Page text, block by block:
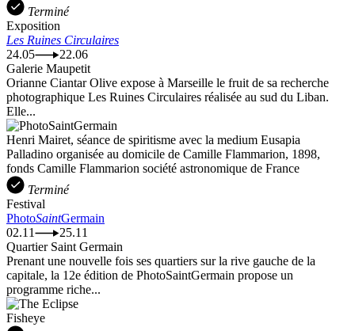
Terminé
Exposition
Les Ruines Circulaires
24.05
22.06
Galerie Maupetit
Orianne Ciantar Olive expose à Marseille le fruit de sa recherche
photographique Les Ruines Circulaires réalisée au sud du Liban.
Elle...
Henri Mairet, séance de spiritisme avec la medium Eusapia
Palladino organisée au domicile de Camille Flammarion, 1898,
fonds Camille Flammarion société astronomique de France
Terminé
Festival
PhotoSaintGermain
02.11
25.11
Quartier Saint Germain
Prenant une nouvelle fois ses quartiers sur la rive gauche de la
capitale, la 12e édition de PhotoSaintGermain propose un
programme riche...
Fisheye